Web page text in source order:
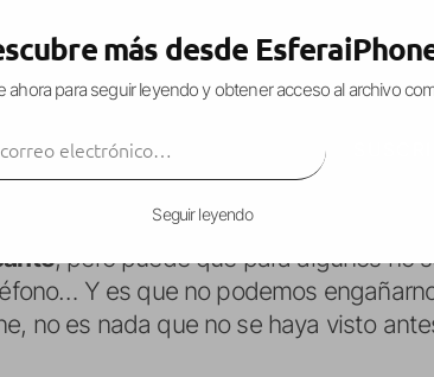
finalmente cómo será elnuevo
un
teléfono de Apple, habiendo
la carga inalámbrica o el modelo
, pero puede que para algunos no
Y es que no podemos
no es nada que no se haya visto
más desde
ahora para seguir leyendo y obtener acceso al archivo
Seguir leyendo